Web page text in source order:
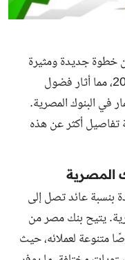
خطوة جديدة ومثيرة
، مما أثار فضول
في البنوك المصرية.
تفاصيل أكثر عن هذه
المصرية
بنسبة عائد تصل إلى
يتيح بنك مصر من
متنوعة لعملائه، حيث